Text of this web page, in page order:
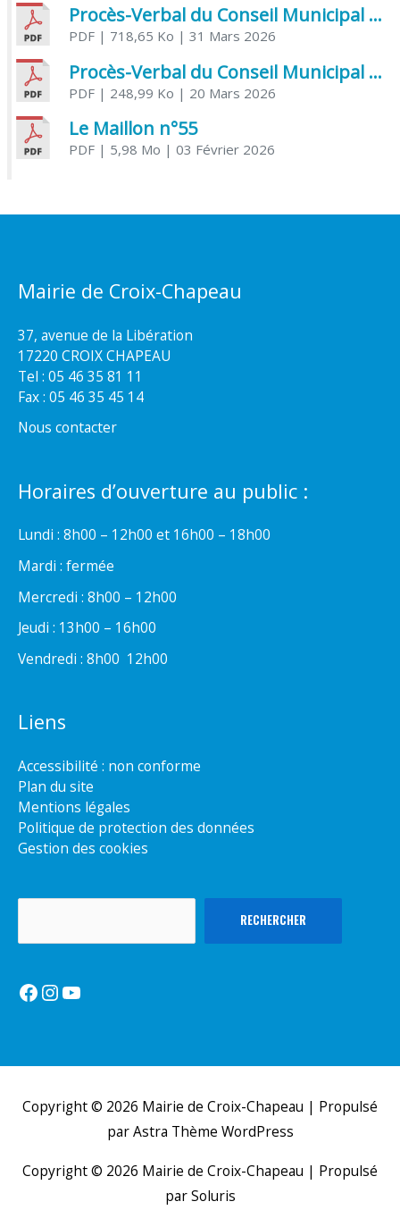
Procès-Verbal du Conseil Municipal du 31 mars 2026
PDF| 718,65 Ko | 31 Mars 2026
Procès-Verbal du Conseil Municipal du 20 mars 2026
PDF| 248,99 Ko | 20 Mars 2026
Le Maillon n°55
PDF| 5,98 Mo | 03 Février 2026
Mairie de Croix-Chapeau
37, avenue de la Libération
17220 CROIX CHAPEAU
Tel : 05 46 35 81 11
Fax : 05 46 35 45 14
Nous contacter
Horaires d’ouverture au public :
Lundi : 8h00 – 12h00 et 16h00 – 18h00
Mardi : fermée
Mercredi : 8h00 – 12h00
Jeudi : 13h00 – 16h00
Vendredi : 8h00  12h00
Liens
Accessibilité : non conforme
Plan du site
Mentions légales
Politique de protection des données
Gestion des cookies
RECHERCHER
Facebook
Instagram
YouTube
Copyright © 2026 Mairie de Croix-Chapeau | Propulsé
parAstra Thème WordPress
Copyright © 2026 Mairie de Croix-Chapeau | Propulsé
par Soluris